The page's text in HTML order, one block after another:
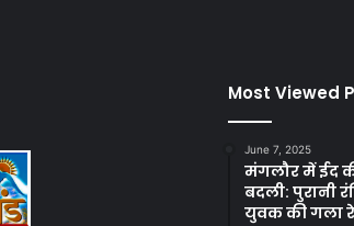
Most Viewed
June 7, 2025
मंगलौर में ईद
बदली: पुरानी
युवक की गला